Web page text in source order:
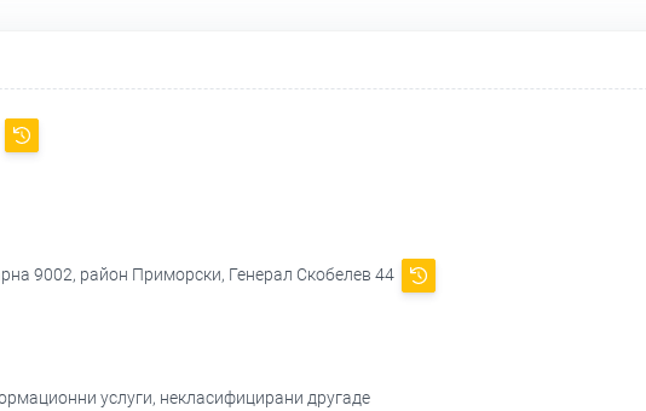
9002, район Приморски, Генерал Скобелев 44
услуги, некласифицирани другаде